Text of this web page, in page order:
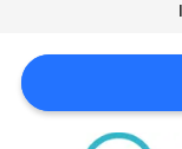
EN
CONTACTO